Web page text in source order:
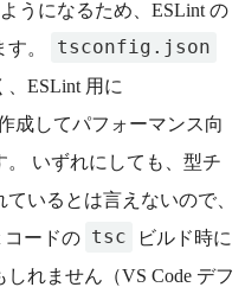
うになるため、ESLint の
。
tsconfig.json
ESLint 用に
成してパフォーマンス向
。 いずれにしても、型チ
いるとは言えないので、
コードの tsc
ビルド時に
れません（VS Code デフ